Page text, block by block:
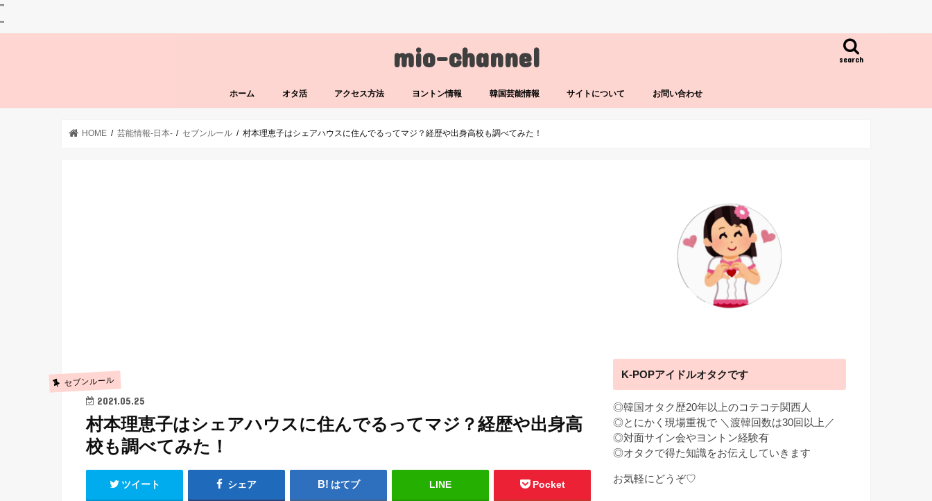
"
"
mio-channel search
ホーム オタ活 アクセス方法 ヨントン情報 韓国芸能情報 サイトについて お問い合わせ
HOME 芸能情報-日本- セブンルール 村本理恵子はシェアハウスに住んでるってマジ？経歴や出身高校も調べてみた！
セブンルール
2021.05.25
村本理恵子はシェアハウスに住んでるってマジ？経歴や出身高
校も調べてみた！
ツイート シェア はてブ LINE Pocket
K-POPアイドルオタクです
◎韓国オタク歴20年以上のコテコテ関西人
◎とにかく現場重視で ＼渡韓回数は30回以上／
◎対面サイン会やヨントン経験有
◎オタクで得た知識をお伝えしていきます
お気軽にどうぞ♡